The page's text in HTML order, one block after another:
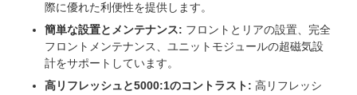
際に優れた利便性を提供します。
簡単な設置とメンテナンス: フロントとリアの設置、完全
フロントメンテナンス、ユニットモジュールの超磁気設
計をサポートしています。
高リフレッシュと5000:1のコントラスト: 高リフレッシ